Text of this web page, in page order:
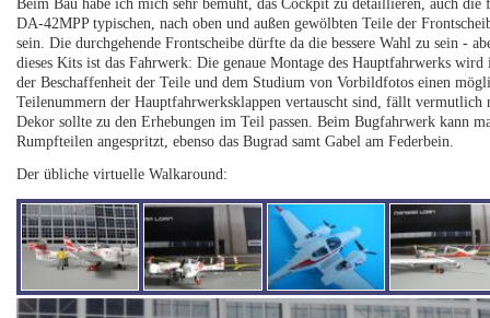
Beim Bau habe ich mich sehr bemüht, das Cockpit zu detaillieren, auch
DA-42MPP typischen, nach oben und außen gewölbten Teile der
sein. Die durchgehende Frontscheibe dürfte da die bessere Wahl zu sein -
dieses Kits ist das Fahrwerk: Die genaue Montage des Hauptfahrwerks
der Beschaffenheit der Teile und dem Studium von Vorbildfotos einen
Teilenummern der Hauptfahrwerksklappen vertauscht sind, fällt
Dekor sollte zu den Erhebungen im Teil passen. Beim Bugfahrwerk kann
Rumpfteilen angespritzt, ebenso das Bugrad samt Gabel am Federbein.
Der übliche virtuelle Walkaround: